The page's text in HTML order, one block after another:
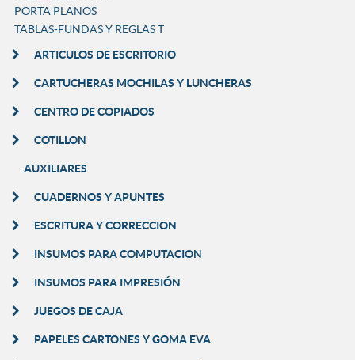
PORTA PLANOS
TABLAS-FUNDAS Y REGLAS T
ARTICULOS DE ESCRITORIO
CARTUCHERAS MOCHILAS Y LUNCHERAS
CENTRO DE COPIADOS
COTILLON
AUXILIARES
CUADERNOS Y APUNTES
ESCRITURA Y CORRECCION
INSUMOS PARA COMPUTACION
INSUMOS PARA IMPRESIÓN
JUEGOS DE CAJA
PAPELES CARTONES Y GOMA EVA